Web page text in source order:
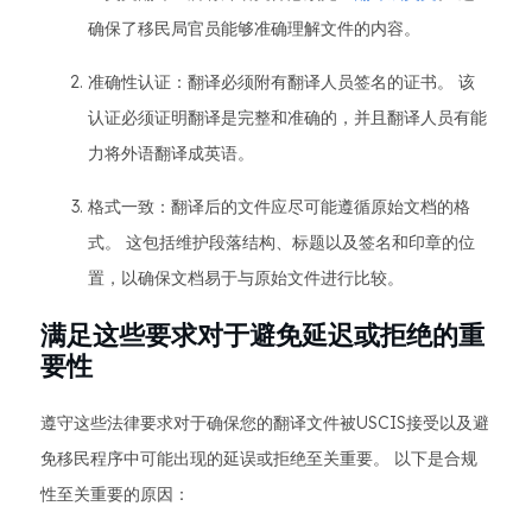
确保了移民局官员能够准确理解文件的内容。
准确性认证：翻译必须附有翻译人员签名的证书。 该
认证必须证明翻译是完整和准确的，并且翻译人员有能
力将外语翻译成英语。
格式一致：翻译后的文件应尽可能遵循原始文档的格
式。 这包括维护段落结构、标题以及签名和印章的位
置，以确保文档易于与原始文件进行比较。
满足这些要求对于避免延迟或拒绝的重
要性
遵守这些法律要求对于确保您的翻译文件被USCIS接受以及避
免移民程序中可能出现的延误或拒绝至关重要。 以下是合规
性至关重要的原因：